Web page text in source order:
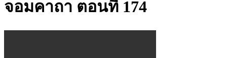
จอมคาถา ตอนที่ 174